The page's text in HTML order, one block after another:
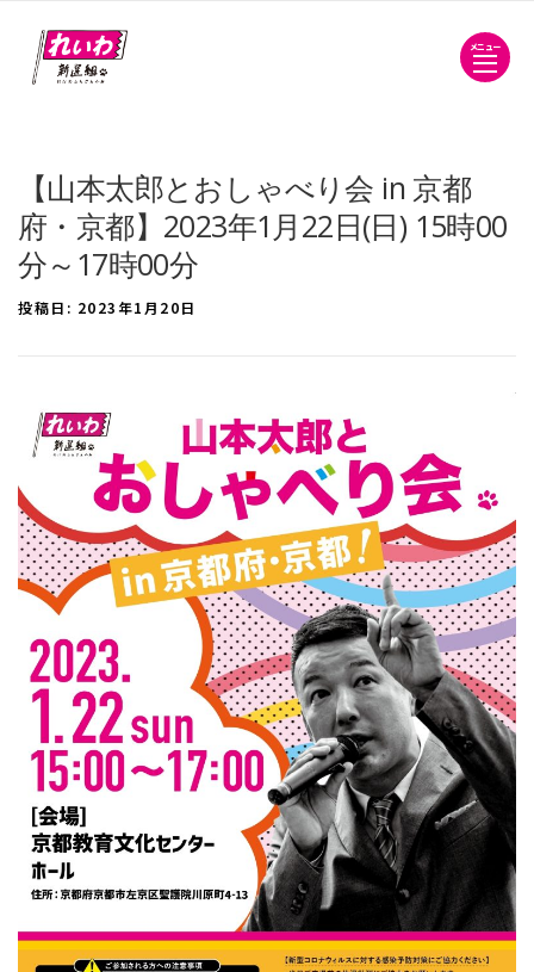
メニュー
【山本太郎とおしゃべり会 in 京都
府・京都】2023年1月22日(日) 15時00
分～17時00分
投稿日: 2023年1月20日